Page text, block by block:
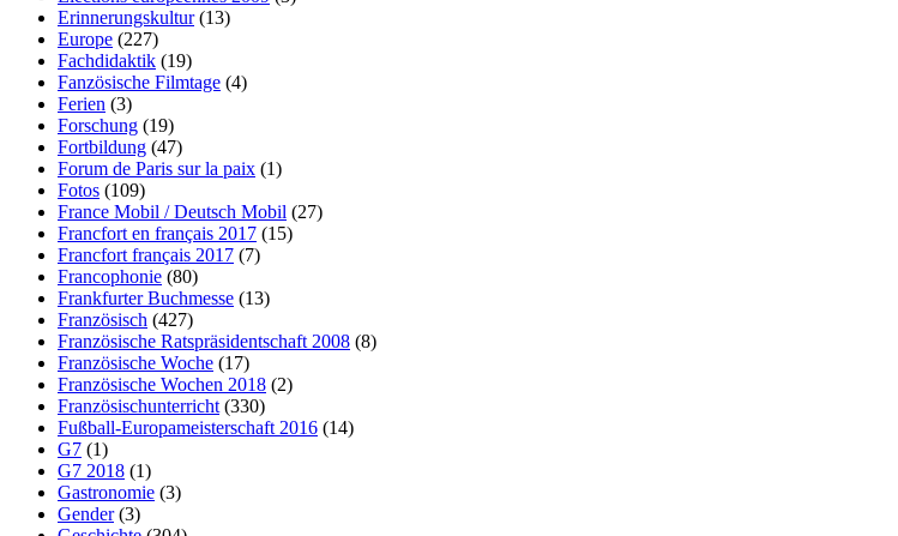
Erinnerungskultur(13)
Europe (227)
Fachdidaktik (19)
Fanzösische Filmtage (4)
Ferien (3)
Forschung (19)
Fortbildung (47)
Forum de Paris sur la paix (1)
Fotos (109)
France Mobil / Deutsch Mobil (27)
Francfort en français 2017 (15)
Francfort français 2017 (7)
Francophonie (80)
Frankfurter Buchmesse (13)
Französisch (427)
Französische Ratspräsidentschaft 2008 (8)
Französische Woche (17)
Französische Wochen 2018 (2)
Französischunterricht (330)
Fußball-Europameisterschaft 2016 (14)
G7 (1)
G7 2018 (1)
Gastronomie (3)
Gender(3)